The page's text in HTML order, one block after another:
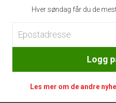
Hver søndag får du de
Logg
Les mer om de andre